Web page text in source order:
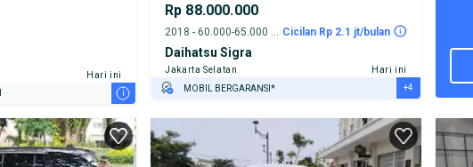
Hari ini
i
Rp 88.000.000
Cicilan Rp 2.1 jt/bulan
Daihatsu Sigra
Jakarta Selatan
Hari ini
MOBIL BERGARANSI*
TEST DRIVE DARI RUMAH
GRATIS BIAYA JASA PERAWATAN*
+4